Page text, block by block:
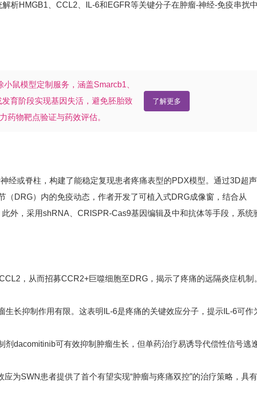
析HMGB1、CCL2、IL-6和EGFR等关键分子在肿瘤-神经-免疫串扰
鼠模型定制服务，涵盖Smarcb1、
育阶段实现基因失活，避免胚胎致
药物靶点验证与药效评估。
了解更多
经或脊柱，构建了能稳定复现患者疼痛表型的PDX模型。通过3D超
DRG）内的免疫动态，作者开发了可植入式DRG成像窗，结合从
外，采用shRNA、CRISPR-Cas9基因编辑及中和抗体等手段，系统
，从而招募CCR2+巨噬细胞至DRG，揭示了疼痛的远隔炎症机制
长抑制作用有限。这表明IL-6是疼痛的关键效应分子，提示IL-6可作
dacomitinib可有效抑制肿瘤生长，但单药治疗易诱导代偿性信号逃
为SWN患者提供了首个有望实现“肿瘤与疼痛双控”的治疗策略，具